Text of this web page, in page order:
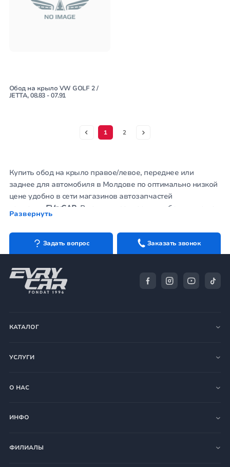
Обод на крыло VW GOLF 2 /
JETTA, 08.83 - 07.91
1 2
Купить обод на крыло правое/левое, переднее или
заднее для автомобиля в Молдове по оптимально низкой
цене удобно в сети магазинов автозапчастей
EVryCAR. В наличии запчасти для большинства
марок и моделей автомобильного транспорта. Заказать
крыло, другие кузовные детали можно на сайте
autoworld.md Приобрести
автомобильную дверь, решетку,
капот, крышку багажника, авто оптику, автостекла от
надежных производителей также можете в наших
специализированных филиалах, а грамотные
специалисты подскажут лучшие варианты ремонта
Развернуть
Задать вопрос Заказать звонок
КАТАЛОГ
УСЛУГИ
О НАС
ИНФО
ФИЛИАЛЫ